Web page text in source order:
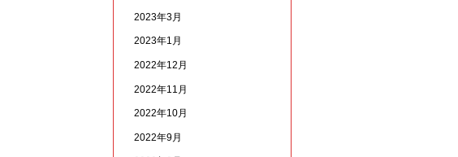
2023年3月
2023年1月
2022年12月
2022年11月
2022年10月
2022年9月